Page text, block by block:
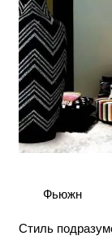
Фьюжн
Стиль